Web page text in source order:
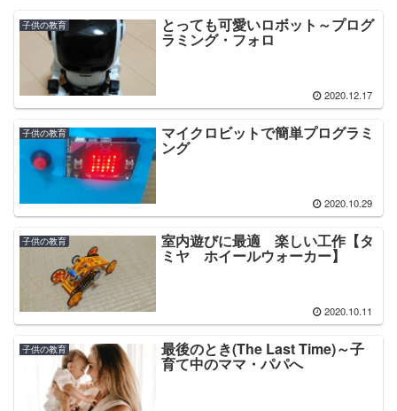
子供の教育 とっても可愛いロボット～プログ
ラミング・フォロ
2020.12.17
子供の教育 マイクロビットで簡単プログラミ
ング
2020.10.29
子供の教育 室内遊びに最適 楽しい工作【タ
ミヤ ホイールウォーカー】
2020.10.11
子供の教育 最後のとき(The Last Time)～子
育て中のママ・パパへ